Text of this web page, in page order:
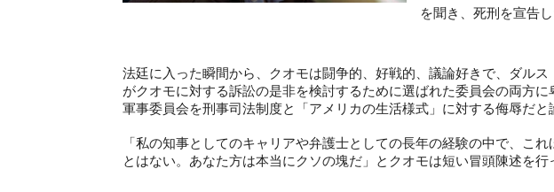
を聞き、死刑を宣告し
法廷に入った瞬間から、クオモは闘争的、好戦的、議論好きで、ダルス
がクオモに対する訴訟の是非を検討するために選ばれた委員会の両方に
軍事委員会を刑事司法制度と「アメリカの生活様式」に対する侮辱だと
「私の知事としてのキャリアや弁護士としての長年の経験の中で、こ
とはない。あなた方は本当にクソの塊だ」とクオモは短い冒頭陳述を行